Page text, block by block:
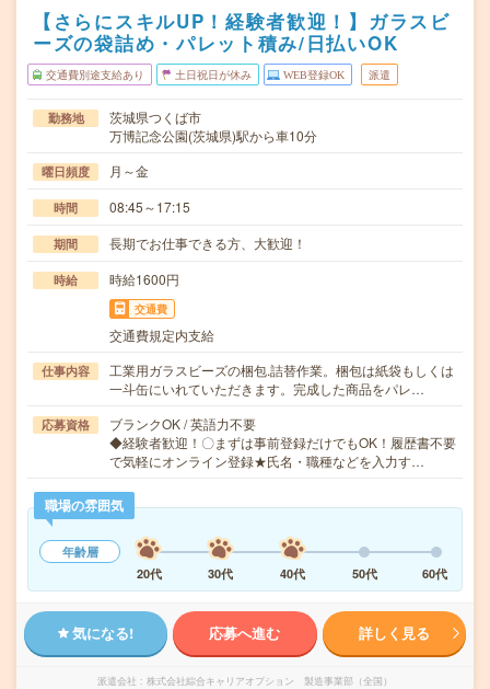
【さらにスキルUP！経験者歓迎！】ガラスビ
ーズの袋詰め・パレット積み/日払いOK
交通費別途支給あり 土日祝日が休み WEB登録OK 派遣
勤務地
茨城県つくば市
万博記念公園(茨城県)駅から車10分
曜日頻度 月～金
時間 08:45～17:15
期間 長期でお仕事できる方、大歓迎！
時給 時給1600円
交通費
交通費規定内支給
仕事内容
工業用ガラスビーズの梱包.詰替作業。梱包は紙袋もしくは
一斗缶にいれていただきます。完成した商品をパレ…
応募資格
ブランクOK / 英語力不要
◆経験者歓迎！〇まずは事前登録だけでもOK！履歴書不要
で気軽にオンライン登録★氏名・職種などを入力す…
職場の雰囲気
年齢層
20代
30代 40代 50代 60代
気になる! 応募へ進む 詳しく見る
派遣会社 株式会社綜合キャリアオプション 製造事業部（全国）